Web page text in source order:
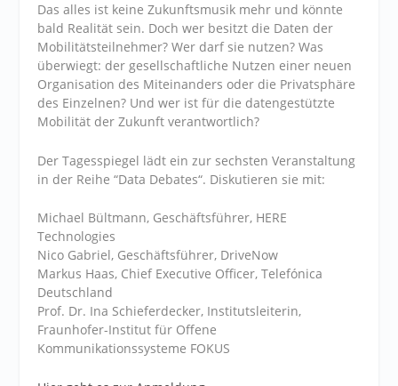
Das alles ist keine Zukunftsmusik mehr und könnte
bald Realität sein. Doch wer besitzt die Daten der
Mobilitätsteilnehmer? Wer darf sie nutzen? Was
überwiegt: der gesellschaftliche Nutzen einer neuen
Organisation des Miteinanders oder die Privatsphäre
des Einzelnen? Und wer ist für die datengestützte
Mobilität der Zukunft verantwortlich?
Der Tagesspiegel lädt ein zur sechsten Veranstaltung
in der Reihe “Data Debates“. Diskutieren sie mit:
Michael Bültmann, Geschäftsführer, HERE
Technologies
Nico Gabriel, Geschäftsführer, DriveNow
Markus Haas, Chief Executive Officer, Telefónica
Deutschland
Prof. Dr. Ina Schieferdecker, Institutsleiterin,
Fraunhofer-Institut für Offene
Kommunikationssysteme FOKUS